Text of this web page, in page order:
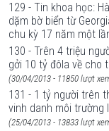
129 - Tin khoa học:
dặm bờ biển từ
chu kỳ 17 năm một
130 - Trên 4 triệu
gởi 10 tỷ đôla về cho
(30/04/2013 - 11850 lượt
131 - 1 tỷ người trên
vinh danh môi trường
(25/04/2013 - 13833 lượt